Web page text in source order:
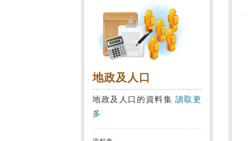
地政及人口
地政及人口
地政及人口的資料集 讀取更
多